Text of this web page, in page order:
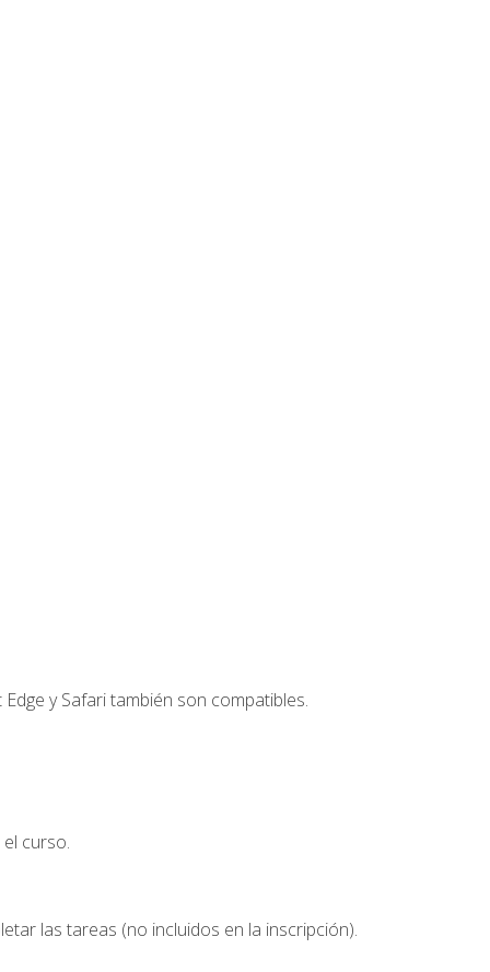
y Safari también son compatibles.
curso.
las tareas (no incluidos en la inscripción).